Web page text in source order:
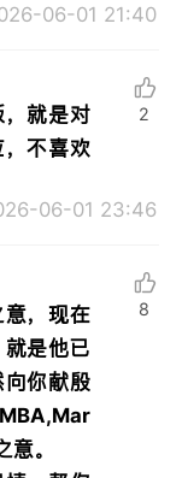
06-01 21:40
就是对
不喜欢
06-01 23:46
2
，现在
是他已
你献殷
。
8